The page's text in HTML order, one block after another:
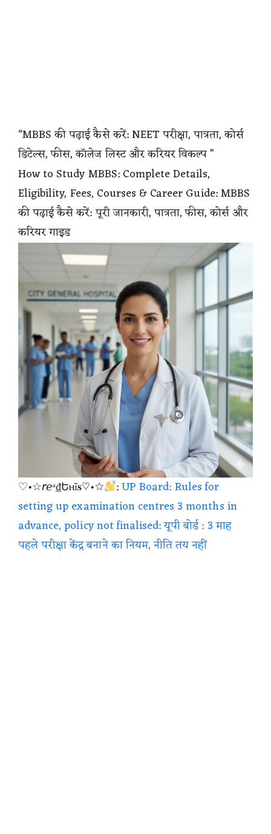
“MBBS की पढ़ाई कैसे करें: NEET परीक्षा, पात्रता, कोर्स
डिटेल्स, फीस, कॉलेज लिस्ट और करियर विकल्प ”
How to Study MBBS: Complete Details,
Eligibility, Fees, Courses & Career Guide: MBBS
की पढ़ाई कैसे करें: पूरी जानकारी, पात्रता, फीस, कोर्स और
करियर गाइड
♡•☆𝘳ℯᵃ₫Եⲏĩ𝐬♡•☆ :UP Board: Rules for
setting up examination centres 3 months in
advance, policy not finalised: यूपी बोर्ड : 3 माह
पहले परीक्षा केंद्र बनाने का नियम, नीति तय नहीं